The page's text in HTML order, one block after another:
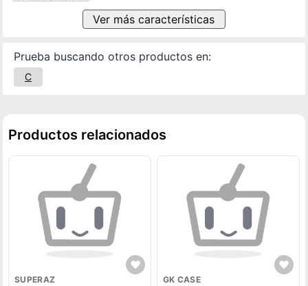
Ver más características
Prueba buscando otros productos en:
C
Productos relacionados
SUPERAZ GK CASE